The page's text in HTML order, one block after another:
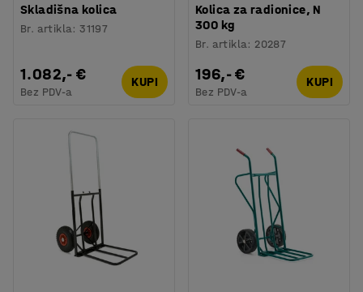
Skladišna kolica
Br. artikla:31197
1.082,- €
Bez PDV-a
KUPI
Kolica za radionice, N
300 kg
Br. artikla: 20287
196,- €
Bez PDV-a
KUPI